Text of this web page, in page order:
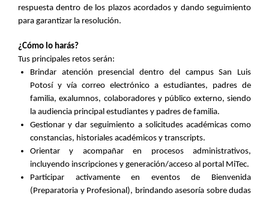
respuesta dentro de los plazos acordados y dando seguimiento
para garantizar la resolución.
¿Cómo lo harás?
Tus principales retos serán:
Brindar atención presencial dentro del campus San Luis
Potosí y vía correo electrónico a estudiantes, padres de
familia, exalumnos, colaboradores y público externo, siendo
la audiencia principal estudiantes y padres de familia.
Gestionar y dar seguimiento a solicitudes académicas como
constancias, historiales académicos y transcripts.
Orientar y acompañar en procesos administrativos,
incluyendo inscripciones y generación/acceso al portal MiTec.
Participar activamente en eventos de Bienvenida
(Preparatoria y Profesional), brindando asesoría sobre dudas